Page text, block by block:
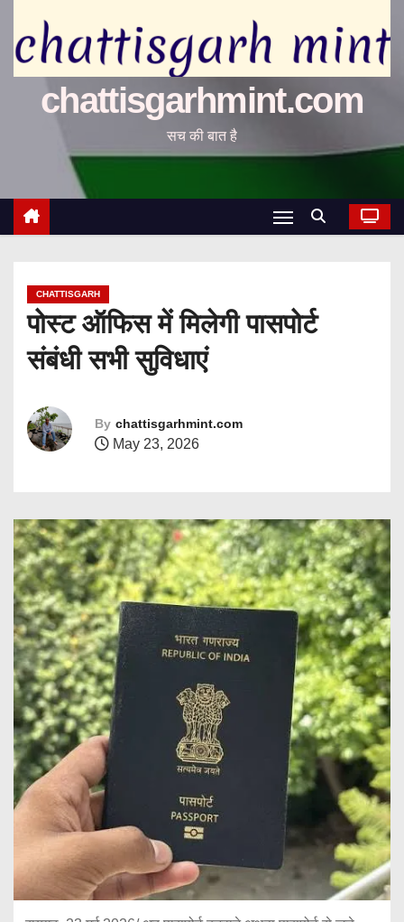
chattisgarhmint.com
सच की बात है
CHATTISGARH
पोस्ट ऑफिस में मिलेगी पासपोर्ट
संबंधी सभी सुविधाएं
By chattisgarhmint.com
May 23, 2026